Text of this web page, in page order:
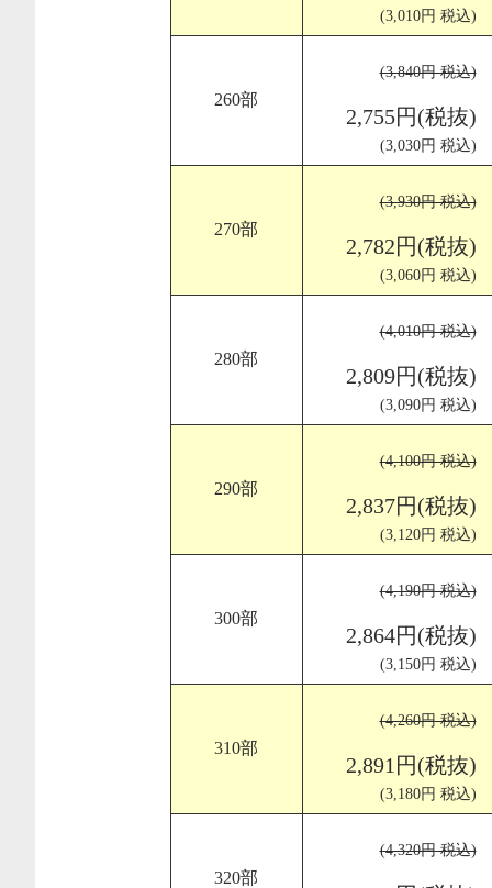
(3,010円 税込)
260部
(3,840円 税込)
2,755円(税抜)
(3,030円 税込)
270部
(3,930円 税込)
2,782円(税抜)
(3,060円 税込)
280部
(4,010円 税込)
2,809円(税抜)
(3,090円 税込)
290部
(4,100円 税込)
2,837円(税抜)
(3,120円 税込)
300部
(4,190円 税込)
2,864円(税抜)
(3,150円 税込)
310部
(4,260円 税込)
2,891円(税抜)
(3,180円 税込)
320部
(4,320円 税込)